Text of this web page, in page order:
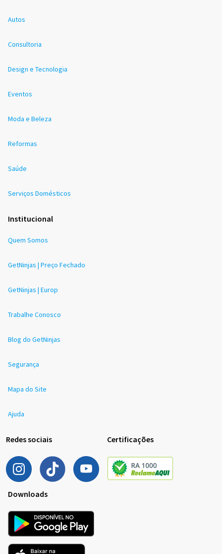
Autos
Consultoria
Design e Tecnologia
Eventos
Moda e Beleza
Reformas
Saúde
Serviços Domésticos
Institucional
Quem Somos
GetNinjas | Preço Fechado
GetNinjas | Europ
Trabalhe Conosco
Blog do GetNinjas
Segurança
Mapa do Site
Ajuda
Redes sociais Certificações
Downloads